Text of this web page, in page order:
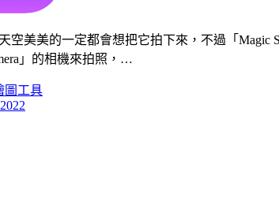
空美美的一定都會想把它拍下來，不過「
」的相機來拍照，…
圖工具